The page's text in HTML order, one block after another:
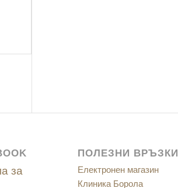
за
ПОЛЕЗНИ ВРЪЗКИ
Електронен магазин
Клиника Борола